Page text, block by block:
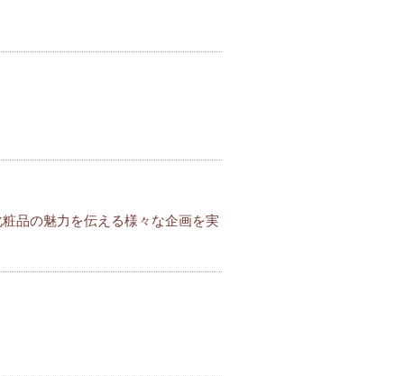
品の魅力を伝える様々な企画を実